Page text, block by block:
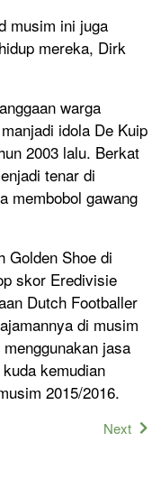
musim ini juga
mereka, Dirk
warga
idola De Kuip
2003 lalu. Berkat
tenar di
membobol gawang
Golden Shoe di
skor Eredivisie
Dutch Footballer
di musim
jasa
kemudian
2015/2016.
Next